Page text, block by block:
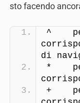
sto facendo
^
di
*
+